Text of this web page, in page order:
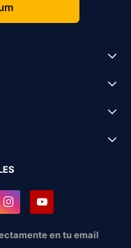
en tu email